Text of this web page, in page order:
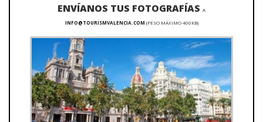
ENVÍANOS TUS FOTOGRAFÍAS A
INFO@TOURISMVALENCIA.COM (PESO MÁXIMO 400KB)